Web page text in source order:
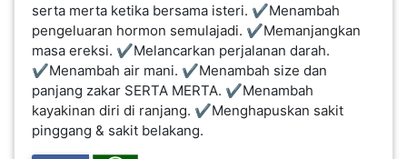
serta merta ketika bersama isteri. ✔Menambah
pengeluaran hormon semulajadi. ✔Memanjangkan
masa ereksi. ✔Melancarkan perjalanan darah.
✔Menambah air mani. ✔Menambah size dan
panjang zakar SERTA MERTA. ✔Menambah
kayakinan diri di ranjang. ✔Menghapuskan sakit
pinggang & sakit belakang.
PENDIDIKAN(19)
DERMA
DAN
INFAK(0)